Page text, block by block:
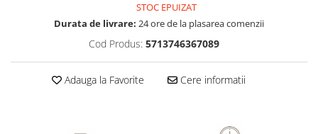
STOC EPUIZAT
Durata de livrare: 24 ore de la plasarea comenzii
Cod Produs: 5713746367089
Adauga la Favorite Cere informatii